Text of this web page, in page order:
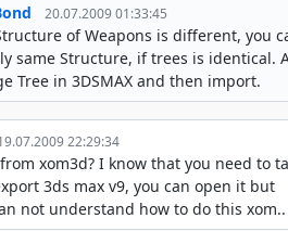
20.07.2009 01:33:45
of Weapons is different, you
same Structure, if trees is identical.
Tree in 3DSMAX and then import.
22:29:34
xom3d? I know that you need to
3ds max v9, you can open it but
not understand how to do this xom..